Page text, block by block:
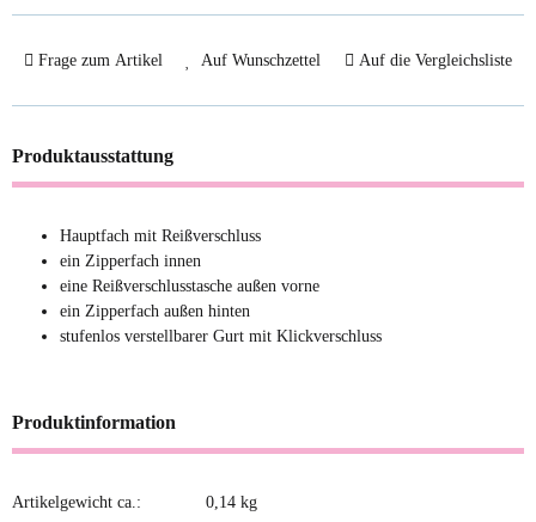
Frage zum Artikel Auf Wunschzettel Auf die Vergleichsliste
Produktausstattung
Hauptfach mit Reißverschluss
ein Zipperfach innen
eine Reißverschlusstasche außen vorne
ein Zipperfach außen hinten
stufenlos verstellbarer Gurt mit Klickverschluss
Produktinformation
Produkteigenschaft
Wert
Artikelgewicht ca.: 0,14 kg